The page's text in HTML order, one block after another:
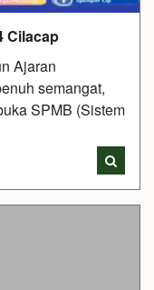
Cilacap
Ajaran
semangat,
SPMB (Sistem